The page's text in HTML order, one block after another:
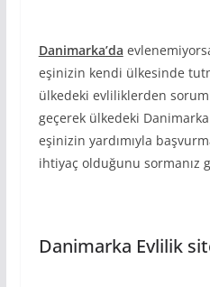
Danimarka’da
eşinizin kendi ülkesinde
ülkedeki evliliklerden
geçerek ülkedeki
eşinizin yardımıyla
ihtiyaç olduğunu sormanız
Danimarka Evlilik